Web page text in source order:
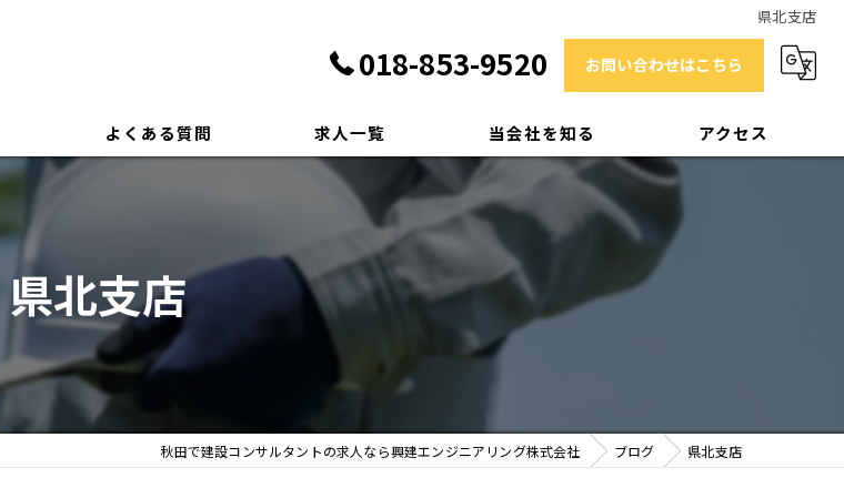
県北支店
018-853-9520 お問い合わせはこちら
よくある質問 求人一覧 当会社を知る
技術士
補償業務管理士
測量士
アクセス
県北支店
秋田で建設コンサルタントの求人なら興建エンジニアリング株式会社 ブログ 県北支店